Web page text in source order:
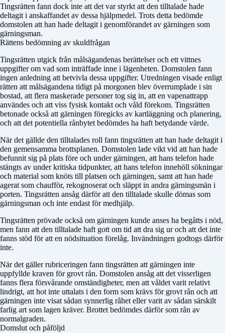
Tingsrätten fann dock inte att det var styrkt att den tilltalade hade
deltagit i anskaffandet av dessa hjälpmedel. Trots detta bedömde
domstolen att han hade deltagit i genomförandet av gärningen som
gärningsman.
Rättens bedömning av skuldfrågan
Tingsrätten utgick från målsägandenas berättelser och ett vittnes
uppgifter om vad som inträffade inne i lägenheten. Domstolen fann
ingen anledning att betvivla dessa uppgifter. Utredningen visade enligt
rätten att målsägandena tidigt på morgonen blev överrumplade i sin
bostad, att flera maskerade personer tog sig in, att en vapenattrapp
användes och att viss fysisk kontakt och våld förekom. Tingsrätten
betonade också att gärningen föregicks av kartläggning och planering,
och att det potentiella rånbytet bedömdes ha haft betydande värde.
När det gällde den tilltalades roll fann tingsrätten att han hade deltagit i
den gemensamma brottsplanen. Domstolen lade vikt vid att han hade
befunnit sig på plats före och under gärningen, att hans telefon hade
stängts av under kritiska tidpunkter, att hans telefon innehöll sökningar
och material som knöts till platsen och gärningen, samt att han hade
agerat som chaufför, rekognoserat och släppt in andra gärningsmän i
porten. Tingsrätten ansåg därför att den tilltalade skulle dömas som
gärningsman och inte endast för medhjälp.
Tingsrätten prövade också om gärningen kunde anses ha begåtts i nöd,
men fann att den tilltalade haft gott om tid att dra sig ur och att det inte
fanns stöd för att en nödsituation förelåg. Invändningen godtogs därför
inte.
När det gäller rubriceringen fann tingsrätten att gärningen inte
uppfyllde kraven för grovt rån. Domstolen ansåg att det visserligen
fanns flera försvårande omständigheter, men att våldet varit relativt
lindrigt, att hot inte uttalats i den form som krävs för grovt rån och att
gärningen inte visat sådan synnerlig råhet eller varit av sådan särskilt
farlig art som lagen kräver. Brottet bedömdes därför som rån av
normalgraden.
Domslut och påföljd